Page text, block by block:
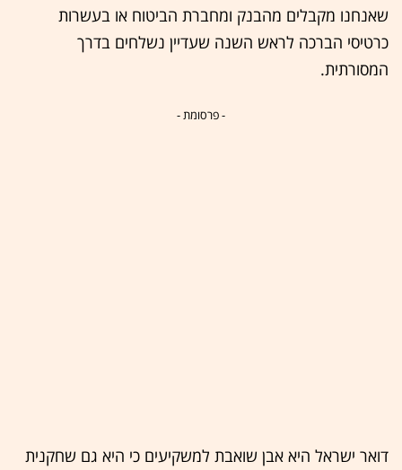
שאנחנו מקבלים מהבנק ומחברת הביטוח או בעשרות
כרטיסי הברכה לראש השנה שעדיין נשלחים בדרך
המסורתית.
- פרסומת -
דואר ישראל היא אבן שואבת למשקיעים כי היא גם שחקנית